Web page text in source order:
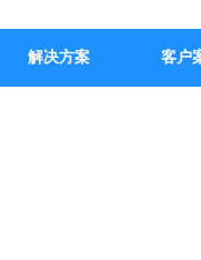
解决方案 客户